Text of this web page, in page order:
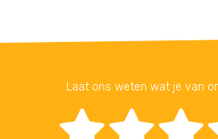
Laat ons weten wat je van